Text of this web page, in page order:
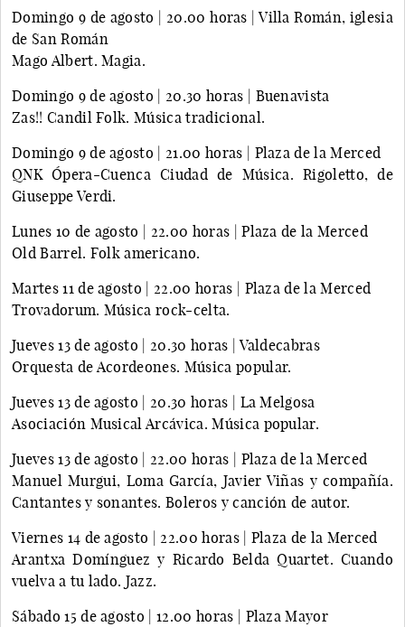
Domingo 9 de agosto | 20.00 horas | Villa Román, iglesia
de San Román
Mago Albert. Magia.
Domingo 9 de agosto | 20.30 horas | Buenavista
Zas!! Candil Folk. Música tradicional.
Domingo 9 de agosto | 21.00 horas | Plaza de la Merced
QNK Ópera-Cuenca Ciudad de Música. Rigoletto, de
Giuseppe Verdi.
Lunes 10 de agosto | 22.00 horas | Plaza de la Merced
Old Barrel. Folk americano.
Martes 11 de agosto | 22.00 horas | Plaza de la Merced
Trovadorum. Música rock-celta.
Jueves 13 de agosto | 20.30 horas | Valdecabras
Orquesta de Acordeones. Música popular.
Jueves 13 de agosto | 20.30 horas | La Melgosa
Asociación Musical Arcávica. Música popular.
Jueves 13 de agosto | 22.00 horas | Plaza de la Merced
Manuel Murgui, Loma García, Javier Viñas y compañía.
Cantantes y sonantes. Boleros y canción de autor.
Viernes 14 de agosto | 22.00 horas | Plaza de la Merced
Arantxa Domínguez y Ricardo Belda Quartet. Cuando
vuelva a tu lado. Jazz.
Sábado 15 de agosto | 12.00 horas | Plaza Mayor